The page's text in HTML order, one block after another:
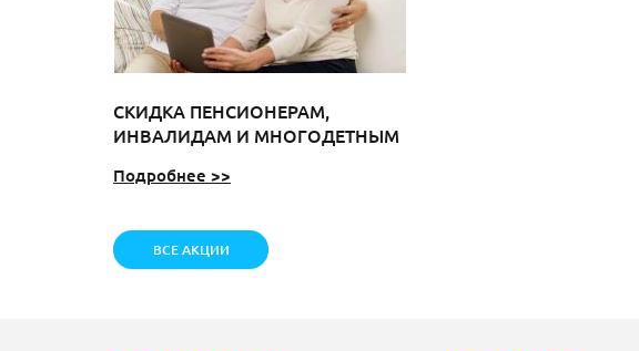
СКИДКА ПЕНСИОНЕРАМ,
ИНВАЛИДАМ И МНОГОДЕТНЫМ
Подробнее >>
ВСЕ АКЦИИ